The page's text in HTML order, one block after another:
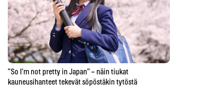
”So I’m not pretty in Japan” – näin tiukat
kauneusihanteet tekevät söpöstäkin tytöstä